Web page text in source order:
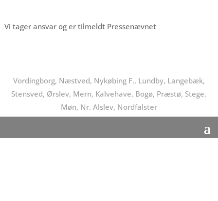
Vi tager ansvar og er tilmeldt Pressenævnet
Vordingborg, Næstved, Nykøbing F., Lundby, Langebæk,
Stensved, Ørslev, Mern, Kalvehave, Bogø, Præstø, Stege,
Møn, Nr. Alslev, Nordfalster